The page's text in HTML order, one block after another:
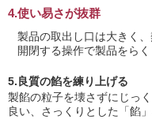
4.使い易さが抜群
製品の取出し口は大きく
開閉する操作で製品をらく
5.良質の餡を練り上げる
製餡の粒子を壊さずにじっ
良い、さっくりとした「餡」